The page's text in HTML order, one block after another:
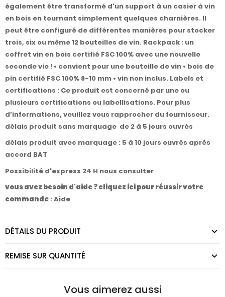
également être transformé d'un support à un casier à vin
en bois en tournant simplement quelques charnières. Il
peut être configuré de différentes manières pour stocker
trois, six ou même 12 bouteilles de vin. Rackpack : un
coffret vin en bois certifié FSC 100% avec une nouvelle
seconde vie ! • convient pour une bouteille de vin • bois de
pin certifié FSC 100% 8-10 mm • vin non inclus. Labels et
certifications : Ce produit est concerné par une ou
plusieurs certifications ou labellisations. Pour plus
d’informations, veuillez vous rapprocher du fournisseur.
délais produit sans marquage de 2 à 5 jours ouvrés
délais produit avec marquage : 5 à 10 jours ouvrés après
accord BAT
Possibilité d'express 24 H nous consulter
vous avez besoin d'aide ? cliquez ici pour réussir votre
commande : Aide
DÉTAILS DU PRODUIT
REMISE SUR QUANTITÉ
Vous aimerez aussi